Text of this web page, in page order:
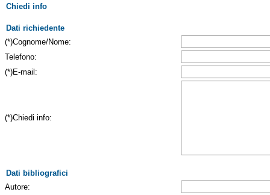
Chiedi info
Dati richiedente
(*)Cognome/Nome:
Telefono:
(*)E-mail:
(*)Chiedi info:
Dati bibliografici
Autore: